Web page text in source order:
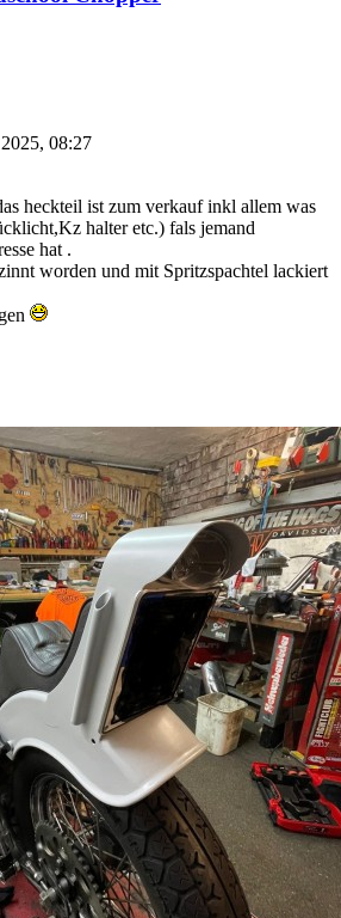
08:27
heckteil ist zum verkauf inkl allem was
halter etc.) fals jemand
hat .
worden und mit Spritzspachtel lackiert